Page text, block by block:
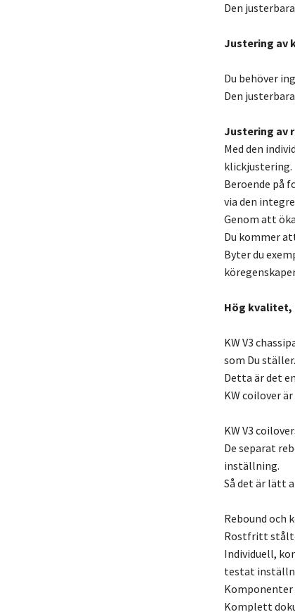
Den
Justering av
Du behöver
Den
Justering av
Med den
klickjustering.
Beroende på
via den
Genom att
Du kommer
Byter du
Hög kvalitet,
KW V3
som Du ställer.
Detta är det
KW coilover
KW V3
De separat
inställning.
Så det är lätt
Rebound och
Rostfritt
Individuell,
testat
Komplett